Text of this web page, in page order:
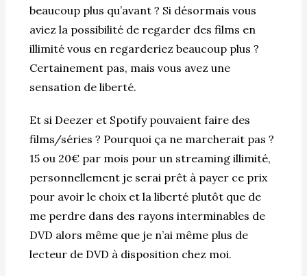
beaucoup plus qu’avant ? Si désormais vous
aviez la possibilité de regarder des films en
illimité vous en regarderiez beaucoup plus ?
Certainement pas, mais vous avez une
sensation de liberté.
Et si Deezer et Spotify pouvaient faire des
films/séries ? Pourquoi ça ne marcherait pas ?
15 ou 20€ par mois pour un streaming illimité,
personnellement je serai prêt à payer ce prix
pour avoir le choix et la liberté plutôt que de
me perdre dans des rayons interminables de
DVD alors même que je n’ai même plus de
lecteur de DVD à disposition chez moi.